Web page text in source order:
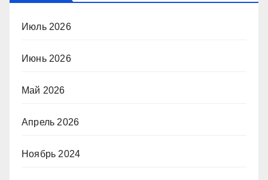
Июль 2026
Июнь 2026
Май 2026
Апрель 2026
Ноябрь 2024